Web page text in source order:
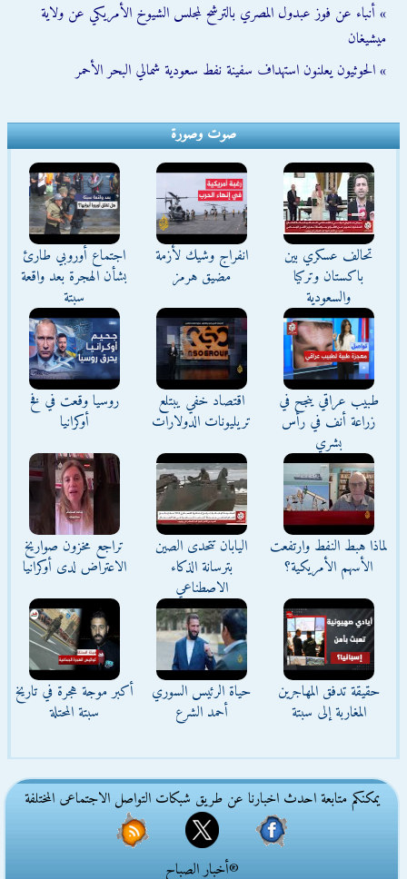
» أنباء عن فوز عبدول المصري بالترشح لمجلس الشيوخ الأمريكي عن ولاية
ميشيغان
» الحوثيون يعلنون استهداف سفينة نفط سعودية شمالي البحر الأحمر
صوت وصورة
تحالف عسكري بين
باكستان وتركيا
والسعودية
انفراج وشيك لأزمة
مضيق هرمز
اجتماع أوروبي طارئ
بشأن الهجرة بعد واقعة
سبتة
طبيب عراقي ينجح في
زراعة أنف في رأس
بشري
اقتصاد خفي يبتلع
تريليونات الدولارات
روسيا وقعت في فخ
أوكرانيا
لماذا هبط النفط وارتفعت
الأسهم الأمريكية؟
اليابان تتحدى الصين
بترسانة الذكاء
الاصطناعي
تراجع مخزون صواريخ
الاعتراض لدى أوكرانيا
حقيقة تدفق المهاجرين
المغاربة إلى سبتة
حياة الرئيس السوري
أحمد الشرع
أكبر موجة هجرة في تاريخ
سبتة المحتلة
يمكنكم متابعة احدث اخبارنا عن طريق شبكات التواصل الاجتماعى المختلفة
®أخبار الصباح